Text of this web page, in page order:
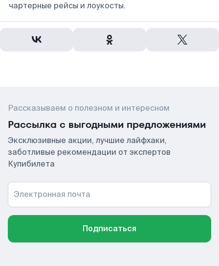
чартерные рейсы и лоукосты.
Рассказываем о полезном и интересном
Рассылка с выгодными предложениями
Эксклюзивные акции, лучшие лайфхаки,
заботливые рекомендации от экспертов
Купибилета
Электронная почта
Подписаться